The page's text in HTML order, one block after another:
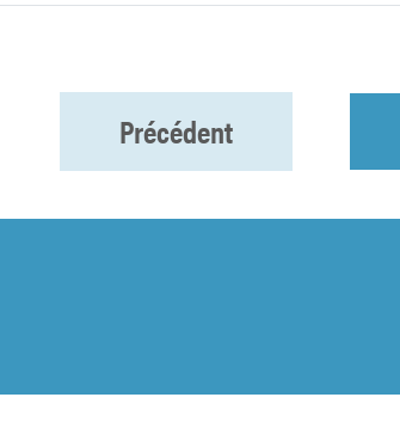
Précédent